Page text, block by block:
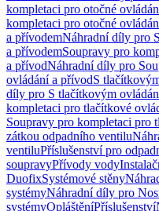
kompletaci pro otočné
kompletaci pro otočné
a přívodemNáhradní díly pro
a přívodemSoupravy pro
a přívodNáhradní díly pro
ovládání a přívodS
díly pro S tlačítkovým
kompletaci pro tlačítkové
Soupravy pro kompletaci pro
zátkou odpadního ventilu
ventiluPříslušenství pro
soupravyPřívody vody
DuofixSystémové stěny
systémyNáhradní díly pro
systémyOpláštěníPříslušenství